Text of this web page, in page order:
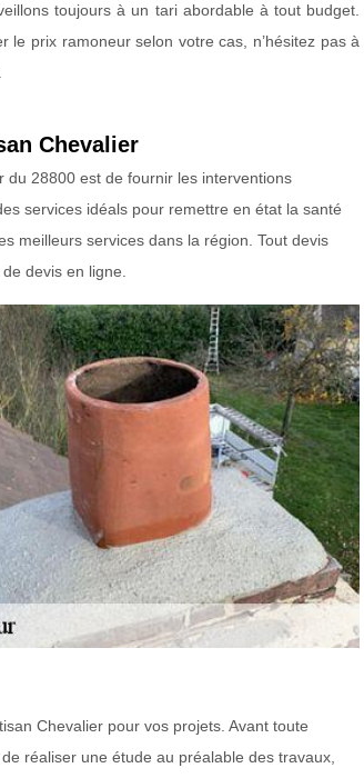
toujours à un tari abordable à tout budget.
le prix ramoneur selon votre cas, n’hésitez pas à
Chevalier
du 28800 est de fournir les interventions
services idéals pour remettre en état la santé
meilleurs services dans la région. Tout devis
devis en ligne.
Chevalier pour vos projets. Avant toute
réaliser une étude au préalable des travaux,